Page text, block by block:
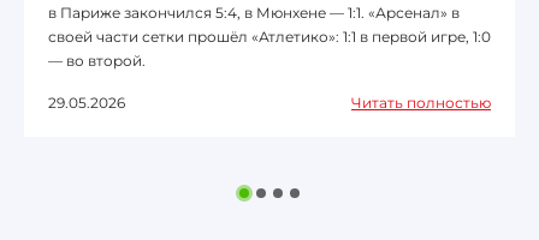
в Париже закончился 5:4, в Мюнхене — 1:1. «Арсенал» в
своей части сетки прошёл «Атлетико»: 1:1 в первой игре, 1:0
— во второй.
29.05.2026 Читать полностью